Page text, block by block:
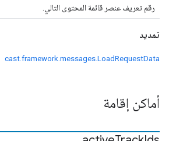
رقم تعريف عنصر قائمة المحتوى التالي.
تمديد
cast.framework.messages.LoadRequestData
أماكن إقامة